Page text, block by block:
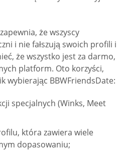
że ​​wszyscy
i nie fałszują swoich profili i
że wszystko jest za darmo,
platform. Oto korzyści,
wybierając BBWFriendsDate:
specjalnych (Winks, Meet
która zawiera wiele
dopasowaniu;